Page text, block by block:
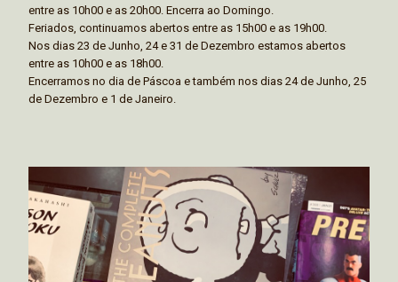
entre as 10h00 e as 20h00. Encerra ao Domingo.
Feriados, continuamos abertos entre as 15h00 e as 19h00.
Nos dias 23 de Junho, 24 e 31 de Dezembro estamos abertos
entre as 10h00 e as 18h00.
Encerramos no dia de Páscoa e também nos dias 24 de Junho, 25
de Dezembro e 1 de Janeiro.